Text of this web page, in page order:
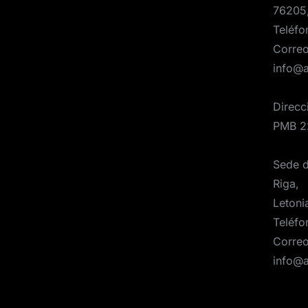
PMB
Sede
Riga,